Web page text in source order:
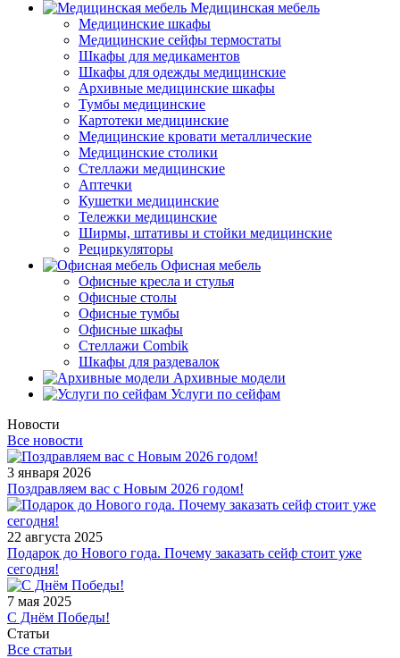
Медицинская мебель
Медицинские шкафы
Медицинские сейфы термостаты
Шкафы для медикаментов
Шкафы для одежды медицинские
Архивные медицинские шкафы
Тумбы медицинские
Картотеки медицинские
Медицинские кровати металлические
Медицинские столики
Стеллажи медицинские
Аптечки
Кушетки медицинские
Тележки медицинские
Ширмы, штативы и стойки медицинские
Рециркуляторы
Офисная мебель
Офисные кресла и стулья
Офисные столы
Офисные тумбы
Офисные шкафы
Стеллажи Combik
Шкафы для раздевалок
Архивные модели
Услуги по сейфам
Новости
Все новости
3 января 2026
Поздравляем вас с Новым 2026 годом!
22 августа 2025
Подарок до Нового года. Почему заказать сейф стоит уже
сегодня!
7 мая 2025
С Днём Победы!
Статьи
Все статьи